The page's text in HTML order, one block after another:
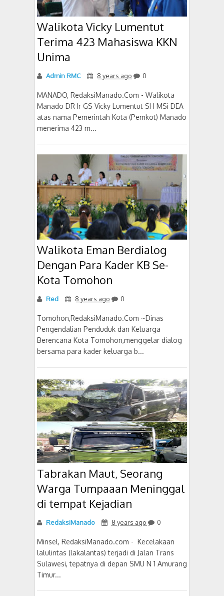
Walikota Vicky Lumentut
Terima 423 Mahasiswa KKN
Unima
Admin RMC 8 years ago 0
MANADO, RedaksiManado.Com - Walikota
Manado DR Ir GS Vicky Lumentut SH MSi DEA
atas nama Pemerintah Kota (Pemkot) Manado
menerima 423 m...
Walikota Eman Berdialog
Dengan Para Kader KB Se-
Kota Tomohon
Red 8 years ago 0
Tomohon,RedaksiManado.Com ~Dinas
Pengendalian Penduduk dan Keluarga
Berencana Kota Tomohon,menggelar dialog
bersama para kader keluarga b...
Tabrakan Maut, Seorang
Warga Tumpaaan Meninggal
di tempat Kejadian
RedaksiManado 8 years ago 0
Minsel, RedaksiManado.com - Kecelakaan
lalulintas (lakalantas) terjadi di Jalan Trans
Sulawesi, tepatnya di depan SMU N 1 Amurang
Timur...